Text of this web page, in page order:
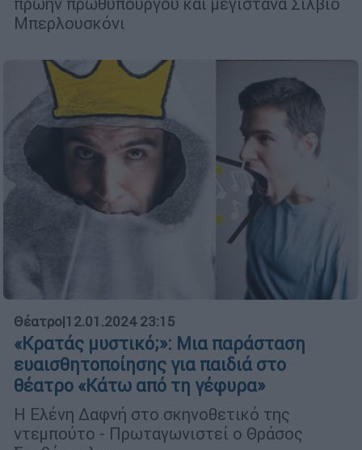
Μπερλουσκόνι
Θέατρο|12.01.2024 23:15
«Κρατάς μυστικό;»: Μια παράσταση
ευαισθητοποίησης για παιδιά στο
θέατρο «Κάτω από τη γέφυρα»
Η Ελένη Δαφνή στο σκηνοθετικό της
ντεμπούτο - Πρωταγωνιστεί ο Θράσος